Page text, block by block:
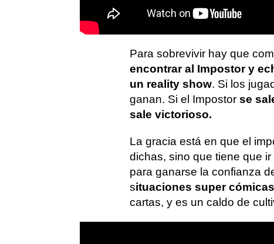
Para sobrevivir hay que
encontrar al Impostor y
un reality show. Si los
ganan. Si el Impostor se
sale victorioso.
La gracia está en que el
dichas, sino que tiene que ir
para ganarse la confianza
situaciones super cómicas
cartas, y es un caldo de